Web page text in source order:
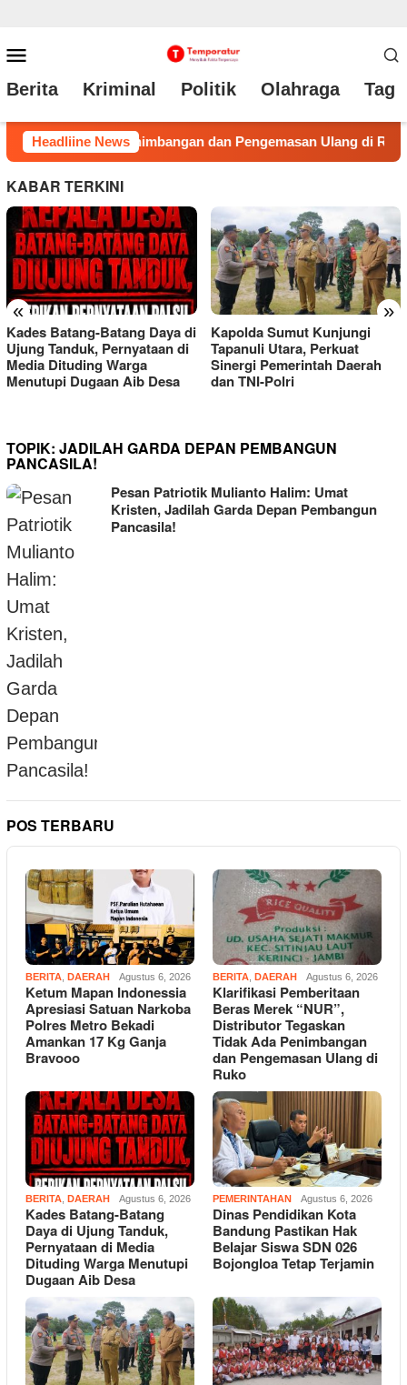
ke
konten
Mobile
Berita Kriminal Politik Olahraga Tag
Headliine News
Ruko Kades Batang-Batang Daya di Ujung Tanduk,
KABAR TERKINI
« »
Kapolda Sumut Kunjungi
Tapanuli Utara, Perkuat
Sinergi Pemerintah Daerah
dan TNI-Polri
Ketum Mapan Indonessia
Apresiasi Satuan Narkoba
Polres Metro Bekadi
Amankan 17 Kg Ganja
TOPIK: JADILAH GARDA DEPAN PEMBANGUN
PANCASILA!
Pesan Patriotik Mulianto Halim: Umat
Kristen, Jadilah Garda Depan Pembangun
Pancasila!
POS TERBARU
BERITA DAERAH Agustus 6, 2026
Ketum Mapan Indonessia
Apresiasi Satuan Narkoba
Polres Metro Bekadi
Amankan 17 Kg Ganja
Bravooo
BERITA DAERAH Agustus 6, 2026
Klarifikasi Pemberitaan
Beras Merek “NUR”,
Distributor Tegaskan
Tidak Ada Penimbangan
dan Pengemasan Ulang di
Ruko
BERITA, DAERAH Agustus 6, 2026
Kades Batang-Batang
Daya di Ujung Tanduk,
Pernyataan di Media
Dituding Warga Menutupi
Dugaan Aib Desa
PEMERINTAHAN Agustus 6, 2026
Dinas Pendidikan Kota
Bandung Pastikan Hak
Belajar Siswa SDN 026
Bojongloa Tetap Terjamin